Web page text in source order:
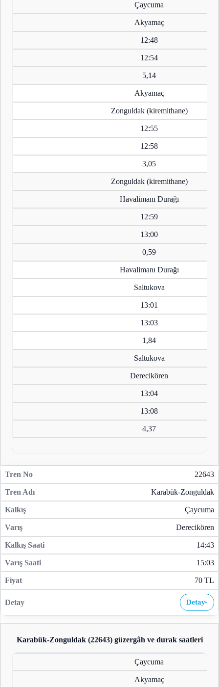
Çaycuma
Akyamaç
12:48
12:54
5,14
Akyamaç
Zonguldak (kiremithane)
12:55
12:58
3,05
Zonguldak (kiremithane)
Havalimanı Durağı
12:59
13:00
0,59
Havalimanı Durağı
Saltukova
13:01
13:03
1,84
Saltukova
Derecikören
13:04
13:08
4,37
22643
Karabük-Zonguldak
Çaycuma
Derecikören
14:43
15:03
70 TL
Detay›
Karabük-Zonguldak (22643)güzergâh ve durak saatleri
Çaycuma
Akyamaç